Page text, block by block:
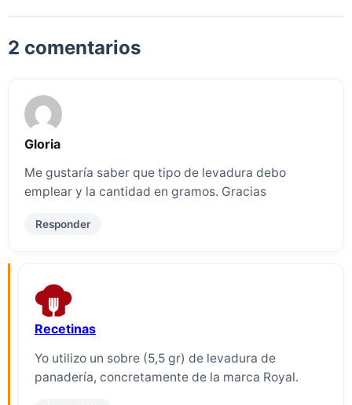
2 comentarios
Gloria
Me gustaría saber que tipo de levadura debo
emplear y la cantidad en gramos. Gracias
Responder
Recetinas
Yo utilizo un sobre (5,5 gr) de levadura de
panadería, concretamente de la marca Royal.